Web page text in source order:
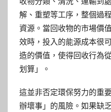
解、重塑等工序，整個過
資源。當回收物的市場價
效時，投入的能源成本很
造的價值，使得回收行為
划算」。
這並非否定環保努力的重
辦壞事」的風險。如果缺